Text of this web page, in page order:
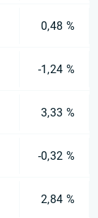
0,48 %
-1,24 %
3,33 %
-0,32 %
2,84 %